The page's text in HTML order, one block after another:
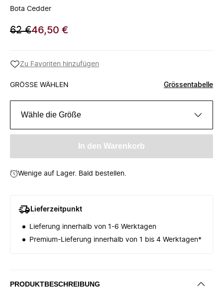
Bota Cedder
62 €46,50 €
Zu Favoriten hinzufügen
GRÖSSE WÄHLEN Grössentabelle
Wähle die Größe
In den Warenkorb
Wenige auf Lager. Bald bestellen.
Lieferzeitpunkt
Lieferung innerhalb von 1-6 Werktagen
Premium-Lieferung innerhalb von 1 bis 4 Werktagen*
PRODUKTBESCHREIBUNG